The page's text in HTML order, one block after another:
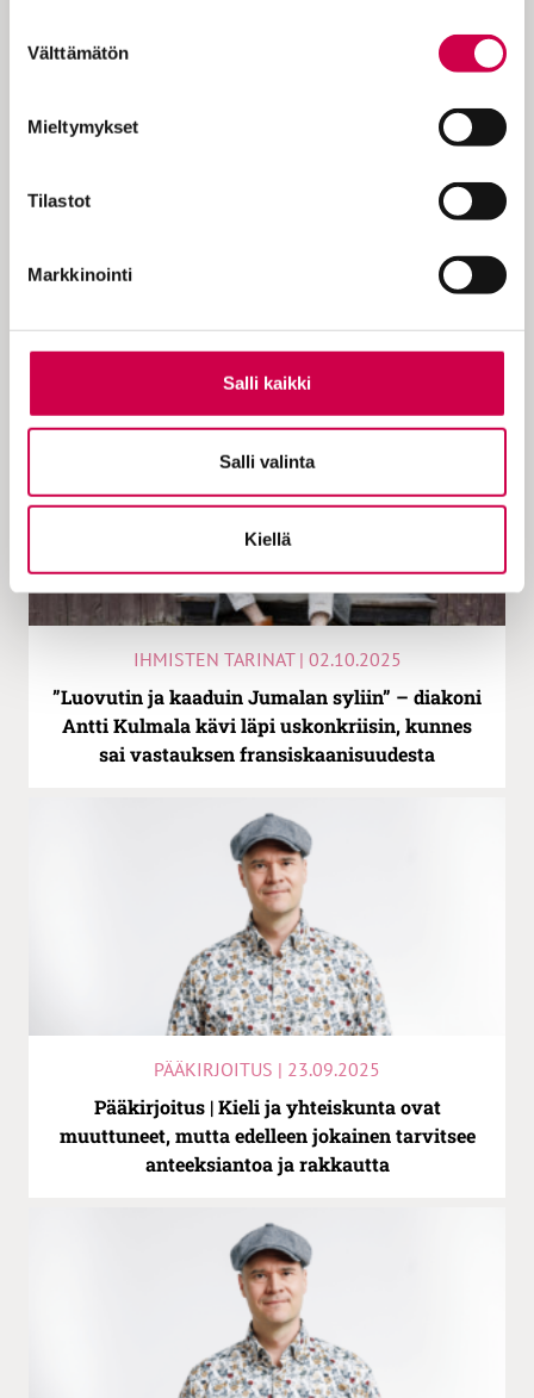
valinta
Välttämätön
Mieltymykset
Tilastot
Markkinointi
Salli kaikki
Salli valinta
Kiellä
”Emme tarvitse turvallisia tiloja vaan
IHMISTEN TARINAT | 02.10.2025
”Luovutin ja kaaduin Jumalan syliin” – diakoni
Antti Kulmala kävi läpi uskonkriisin, kunnes
sai vastauksen fransiskaanisuudesta
PÄÄKIRJOITUS | 23.09.2025
Pääkirjoitus | Kieli ja yhteiskunta ovat
muuttuneet, mutta edelleen jokainen tarvitsee
anteeksiantoa ja rakkautta